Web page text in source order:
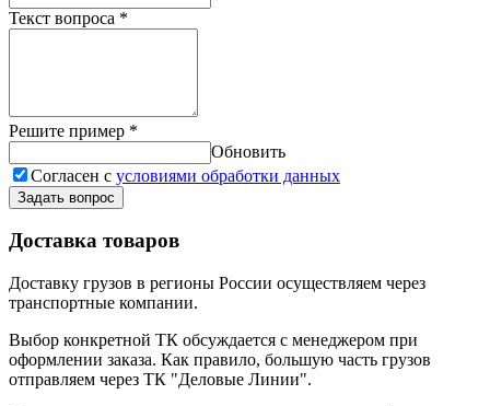
Текст вопроса *
Решите пример *
Обновить
Согласен с условиями обработки данных
Задать вопрос
Доставка товаров
Доставку грузов в регионы России осуществляем через
транспортные компании.
Выбор конкретной ТК обсуждается с менеджером при
оформлении заказа. Как правило, большую часть грузов
отправляем через ТК "Деловые Линии".